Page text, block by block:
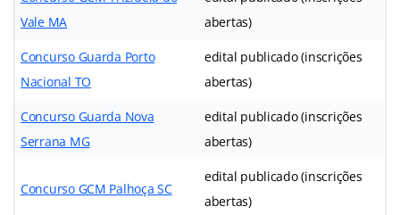
Vale MA
abertas)
Concurso Guarda Porto
Nacional TO
edital publicado (inscrições
abertas)
Concurso Guarda Nova
Serrana MG
edital publicado (inscrições
abertas)
Concurso GCM Palhoça SC
edital publicado (inscrições
abertas)